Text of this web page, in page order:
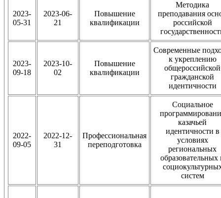
2023-
05-31
2023-06-
21
Повышение
квалификации
Методика
преподавания
российской
2023-
09-18
2023-10-
02
Повышение
квалификации
Современные
к укреплению
общероссийской
гражданской
идентичности
2022-
09-05
2022-12-
31
Профессиональная
переподготовка
Социальное
казачьей
идентичности в
условиях
региональных
образовательных
систем